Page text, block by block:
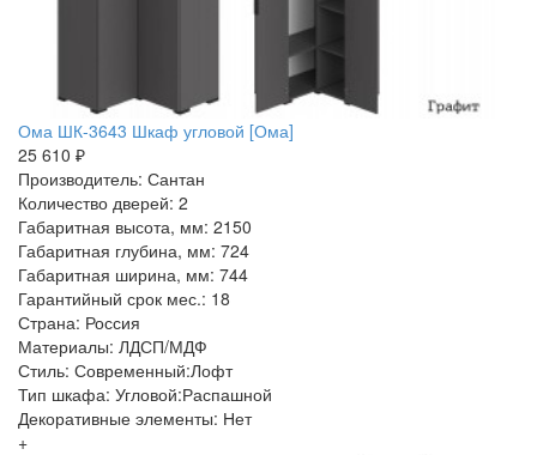
Ома ШК-3643 Шкаф угловой [Ома]
25 610 ₽
Производитель: Сантан
Количество дверей: 2
Габаритная высота, мм: 2150
Габаритная глубина, мм: 724
Габаритная ширина, мм: 744
Гарантийный срок мес.: 18
Страна: Россия
Материалы: ЛДСП/МДФ
Стиль: Современный:Лофт
Тип шкафа: Угловой:Распашной
Декоративные элементы: Нет
+